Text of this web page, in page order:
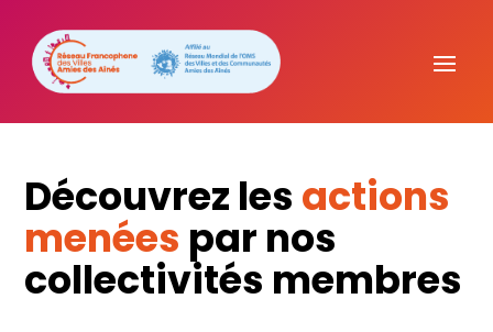
Découvrez les actions
menées par nos
collectivités membres